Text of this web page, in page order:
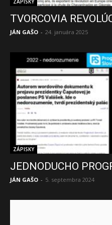
ZÁPISKY
TVORCOVIA
JÁN GAŠO - 24. januára 2025
ZÁPISKY
JEDNODUCHO
JÁN GAŠO - 5. septembra 2024